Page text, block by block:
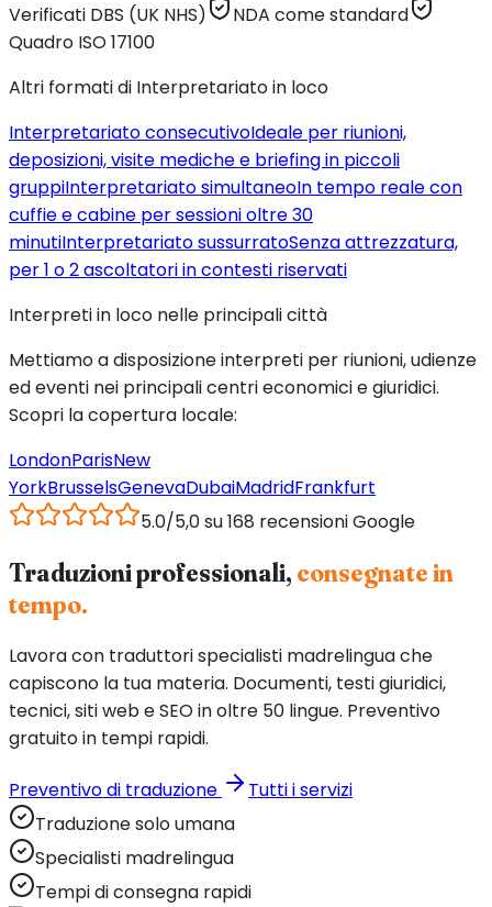
Verificati DBS (UK NHS)
NDA come standard
Quadro ISO 17100
Altri formati di Interpretariato in loco
Interpretariato consecutivoIdeale per riunioni,
deposizioni, visite mediche e briefing in piccoli
gruppiInterpretariato simultaneoIn tempo reale con
cuffie e cabine per sessioni oltre 30
minutiInterpretariato sussurratoSenza attrezzatura,
per 1 o 2 ascoltatori in contesti riservati
Interpreti in loco nelle principali città
Mettiamo a disposizione interpreti per riunioni, udienze
ed eventi nei principali centri economici e giuridici.
Scopri la copertura locale:
LondonParisNew
YorkBrusselsGenevaDubaiMadridFrankfurt
5.0/5,0 su 168 recensioni Google
Traduzioni professionali, consegnate in
tempo.
Lavora con traduttori specialisti madrelingua che
capiscono la tua materia. Documenti, testi giuridici,
tecnici, siti web e SEO in oltre 50 lingue. Preventivo
gratuito in tempi rapidi.
Preventivo di traduzione
Tutti i servizi
Traduzione solo umana
Specialisti madrelingua
Tempi di consegna rapidi